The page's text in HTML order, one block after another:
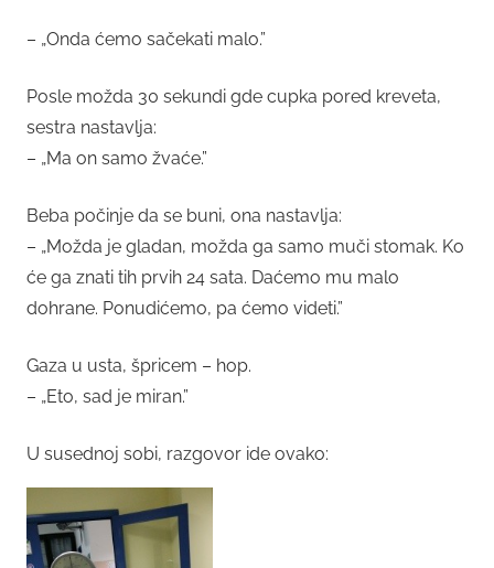
– „Onda ćemo sačekati malo.”
Posle možda 30 sekundi gde cupka pored kreveta,
sestra nastavlja:
– „Ma on samo žvaće.”
Beba počinje da se buni, ona nastavlja:
– „Možda je gladan, možda ga samo muči stomak. Ko
će ga znati tih prvih 24 sata. Daćemo mu malo
dohrane. Ponudićemo, pa ćemo videti.”
Gaza u usta, špricem – hop.
– „Eto, sad je miran.”
U susednoj sobi, razgovor ide ovako: